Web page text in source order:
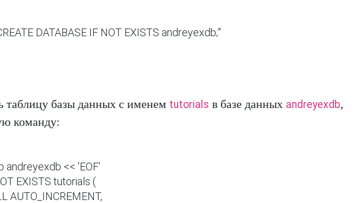
DATABASE IF NOT EXISTS andreyexdb;"
таблицу базы данных с именем tutorials в базе данных andreyexdb,
команду:
andreyexdb << 'EOF'
EXISTS tutorials (